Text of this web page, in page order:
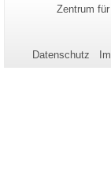
Seiten-
Zentrum
Datenschutz